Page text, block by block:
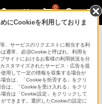
0
デジタルスチルカメラ DSC-WX5
にCookieを利用しておりま
、サービスのリクエストに相当する利
通常、必須Cookieと呼ばれ、利用を
サイトにおけるお客様の利用状況を分
スタマイズされたサービス・広告を提
用して一定の情報を収集する場合が
合は、「Cookieを拒否する」をクリ
は、「Cookieを受け入れる」をクリ
合は「Cookie設定」をクリックして
できます。選択したCookieの設定に